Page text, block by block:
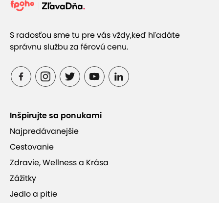
S radosťou sme tu pre vás vždy,keď hľadáte
správnu službu za férovú cenu.
Inšpirujte sa ponukami
Najpredávanejšie
Cestovanie
Zdravie, Wellness a Krása
Zážitky
Jedlo a pitie